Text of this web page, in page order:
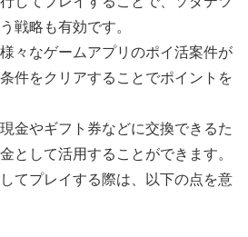
戦略も有効です。
々なゲームアプリのポイ活案件が
件をクリアすることでポイントを
金やギフト券などに交換できるた
として活用することができます。
てプレイする際は、以下の点を意